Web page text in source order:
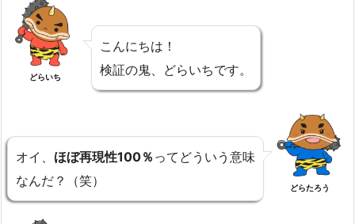
どらいち
こんにちは！
検証の鬼、どらいちです。
オイ、 ほぼ再現性100％ ってどういう意味
なんだ？（笑）
どらたろう